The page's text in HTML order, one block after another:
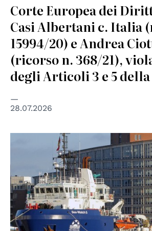
Corte Europea dei
Casi Albertani c. Italia
15994/20) e Andrea
(ricorso n. 368/21),
degli Articoli 3 e 5 della
28.07.2026
© Wolfgang Fricke